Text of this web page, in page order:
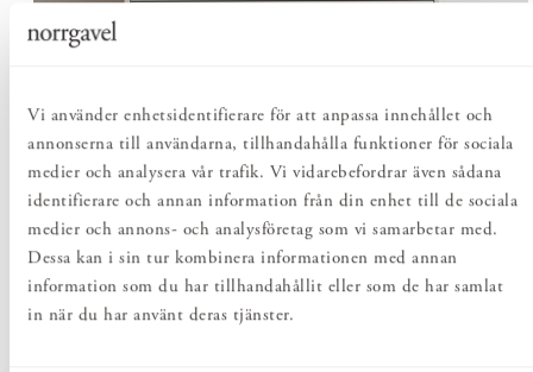
Vi använder enhetsidentifierare för att anpassa innehållet och
annonserna till användarna, tillhandahålla funktioner för sociala
medier och analysera vår trafik. Vi vidarebefordrar även sådana
identifierare och annan information från din enhet till de sociala
medier och annons- och analysföretag som vi samarbetar med.
Dessa kan i sin tur kombinera informationen med annan
information som du har tillhandahållit eller som de har samlat
in när du har använt deras tjänster.
KALKSTEN